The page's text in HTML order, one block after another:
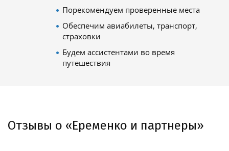
Порекомендуем проверенные места
Обеспечим авиабилеты, транспорт,
страховки
Будем ассистентами во время
путешествия
Отзывы о «Еременко и партнеры»